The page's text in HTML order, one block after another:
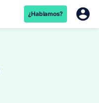
¿Hablamos?